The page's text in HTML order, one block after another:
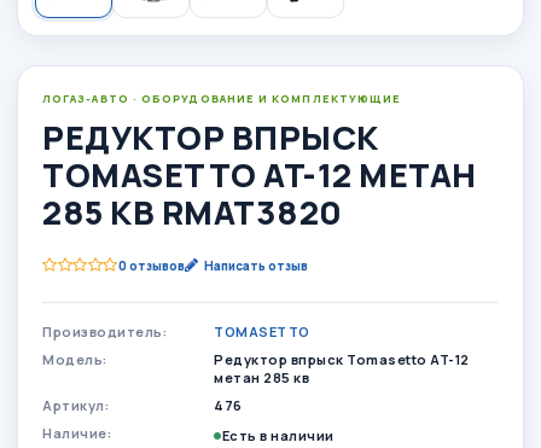
ЛОГАЗ-АВТО · ОБОРУДОВАНИЕ И КОМПЛЕКТУЮЩИЕ
РЕДУКТОР ВПРЫСК
TOMASETTO AT-12 МЕТАН
285 КВ RMAT3820
0 отзывов Написать отзыв
Производитель:
TOMASETTO
Модель:
Редуктор впрыск Tomasetto AT-12
метан 285 кв
Артикул:
476
Наличие:
Есть в наличии